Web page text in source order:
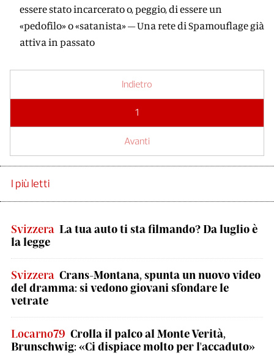
essere stato incarcerato o, peggio, di essere un
«pedofilo» o «satanista» – Una rete di Spamouflage già
attiva in passato
Indietro
1
Avanti
I più letti
Svizzera La tua auto ti sta filmando? Da luglio è
la legge
Svizzera Crans-Montana, spunta un nuovo video
del dramma: si vedono giovani sfondare le
vetrate
Locarno79 Crolla il palco al Monte Verità,
Brunschwig: «Ci dispiace molto per l'accaduto»